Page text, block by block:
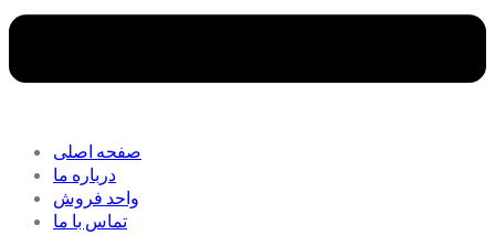
صفحه اصلی
درباره ما
واحد فروش
تماس با ما